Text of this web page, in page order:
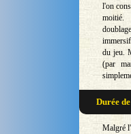
l'on
moitié.
du jeu.
(par
Durée
Malgré